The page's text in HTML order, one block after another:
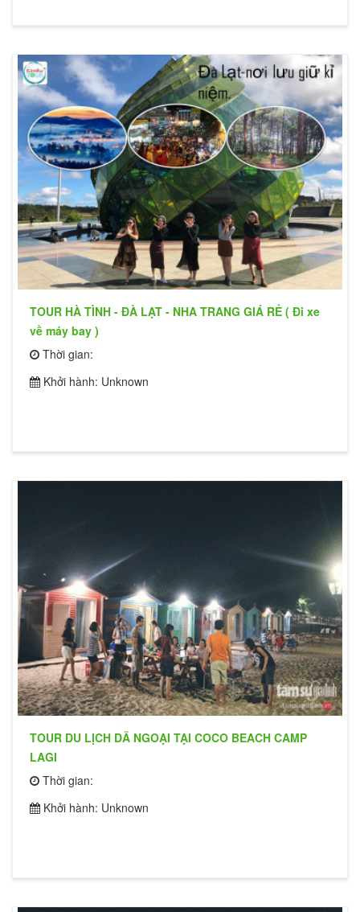
TOUR HÀ TÌNH - ĐÀ LẠT - NHA TRANG GIÁ RẺ ( Đi xe
về máy bay )
Thời gian:
Khởi hành: Unknown
TOUR DU LỊCH DÃ NGOẠI TẠI COCO BEACH CAMP
LAGI
Thời gian:
Khởi hành: Unknown